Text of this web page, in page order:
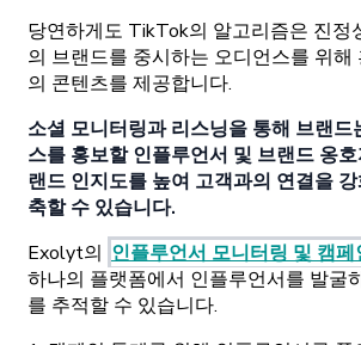
당연하게도 TikTok의 알고리즘은 진정
의 브랜드를 중시하는 오디언스를 위해
의 콘텐츠를 제공합니다.
소셜 모니터링과 리스닝을 통해 브랜드
스를 홍보할 인플루언서 및 브랜드 옹
랜드 인지도를 높여 고객과의 연결을
축할 수 있습니다.
Exolyt의 인플루언서 모니터링 및 캠
하나의 플랫폼에서 인플루언서를 발굴
를 추적할 수 있습니다.